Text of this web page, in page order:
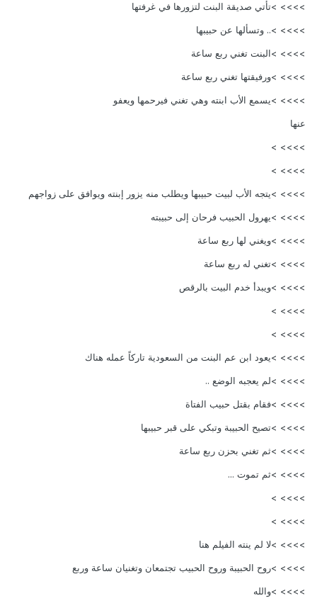
>>>> >تأتي صديقة البنت لتزورها في غرفتها
>>>> >.. وتسألها عن حبيبها
>>>> >البنت تغني ربع ساعة
>>>> >ورفيقتها تغني ربع ساعة
>>>> >يسمع الأب ابنته وهي تغني فيرحمها ويعفو
عنها
>>>> >
>>>> >
>>>> >يتجه الأب لبيت حبيبها ويطلب منه يزور إبنته ويوافق على زواجهم
>>>> >يهرول الحبيب فرحان إلى حبيبته
>>>> >ويغني لها ربع ساعة
>>>> >تغني له ربع ساعة
>>>> >ويبدأ خدم البيت بالرقص
>>>> >
>>>> >
>>>> >يعود ابن عم البنت من السعودية تاركاً عمله هناك
>>>> >لم يعجبه الوضع ..
>>>> >فقام بقتل حبيب الفتاة
>>>> >تصيح الحبيبة وتبكي على قبر حبيبها
>>>> >ثم تغني بحزن ربع ساعة
>>>> >ثم تموت ...
>>>> >
>>>> >
>>>> >لا لم ينته الفيلم هنا
>>>> >روح الحبيبة وروح الحبيب تجتمعان وتغنيان ساعة وربع
>>>> >والله